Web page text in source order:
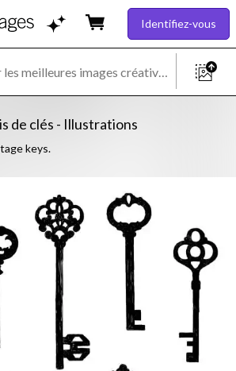
Identifiez-vous
de clés - Illustrations
keys.